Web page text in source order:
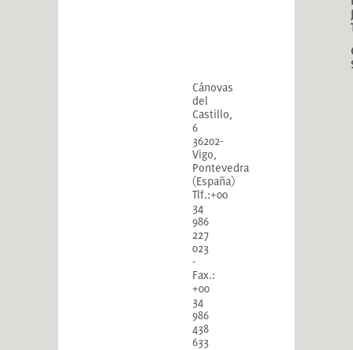
Cánovas
del
Castillo,
6
36202-
Vigo,
Pontevedra
(España)
Tlf.:+00
34
986
227
023
-
Fax.:
+00
34
986
438
633